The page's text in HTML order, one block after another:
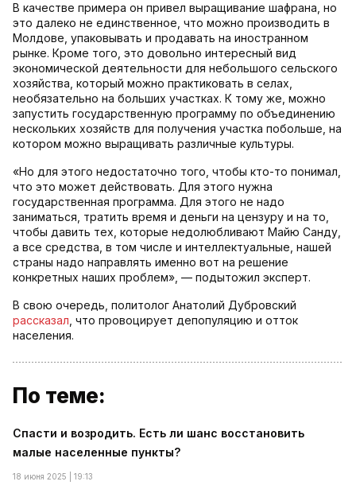
В качестве примера он привел выращивание шафрана, но
это далеко не единственное, что можно производить в
Молдове, упаковывать и продавать на иностранном
рынке. Кроме того, это довольно интересный вид
экономической деятельности для небольшого сельского
хозяйства, который можно практиковать в селах,
необязательно на больших участках. К тому же, можно
запустить государственную программу по объединению
нескольких хозяйств для получения участка побольше, на
котором можно выращивать различные культуры.
«Но для этого недостаточно того, чтобы кто-то понимал,
что это может действовать. Для этого нужна
государственная программа. Для этого не надо
заниматься, тратить время и деньги на цензуру и на то,
чтобы давить тех, которые недолюбливают Майю Санду,
а все средства, в том числе и интеллектуальные, нашей
страны надо направлять именно вот на решение
конкретных наших проблем», — подытожил эксперт.
В свою очередь, политолог Анатолий Дубровский
рассказал , что провоцирует депопуляцию и отток
населения.
По теме:
Спасти и возродить. Есть ли шанс восстановить
малые населенные пункты?
18 июня 2025 | 19:13